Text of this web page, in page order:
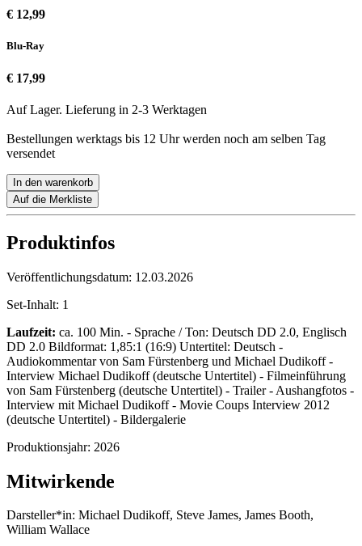
€ 12,99
Blu-Ray
€ 17,99
Auf Lager. Lieferung in 2-3 Werktagen
Bestellungen werktags bis 12 Uhr werden noch am selben Tag
versendet
In den warenkorb
Auf die Merkliste
Produktinfos
Veröffentlichungsdatum: 12.03.2026
Set-Inhalt: 1
Laufzeit: ca. 100 Min. - Sprache / Ton: Deutsch DD 2.0, Englisch
DD 2.0 Bildformat: 1,85:1 (16:9) Untertitel: Deutsch -
Audiokommentar von Sam Fürstenberg und Michael Dudikoff -
Interview Michael Dudikoff (deutsche Untertitel) - Filmeinführung
von Sam Fürstenberg (deutsche Untertitel) - Trailer - Aushangfotos -
Interview mit Michael Dudikoff - Movie Coups Interview 2012
(deutsche Untertitel) - Bildergalerie
Produktionsjahr: 2026
Mitwirkende
Darsteller*in: Michael Dudikoff, Steve James, James Booth,
William Wallace